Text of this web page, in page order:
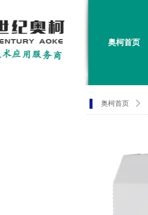
奥柯首页
奥柯首页 ꄲ